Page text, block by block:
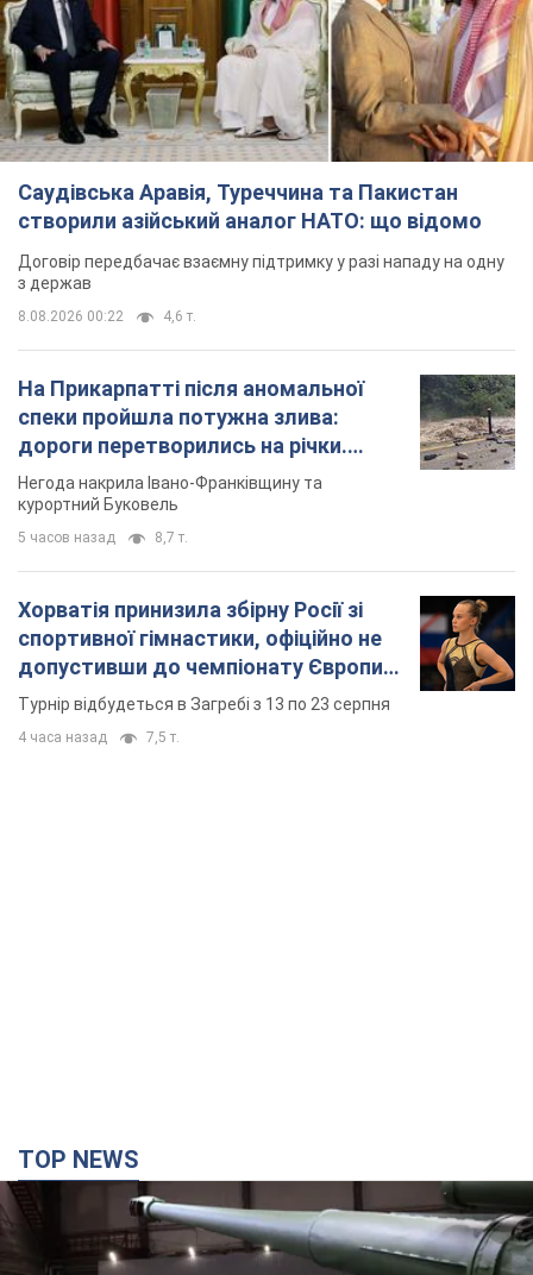
Саудівська Аравія, Туреччина та Пакистан
створили азійський аналог НАТО: що відомо
Договір передбачає взаємну підтримку у разі нападу на одну
з держав
8.08.2026 00:22 4,6 т.
На Прикарпатті після аномальної
спеки пройшла потужна злива:
дороги перетворились на річки.
Відео
Негода накрила Івано-Франківщину та
курортний Буковель
5 часов назад 8,7 т.
Хорватія принизила збірну Росії зі
спортивної гімнастики, офіційно не
допустивши до чемпіонату Європи
основних спортсменів
Турнір відбудеться в Загребі з 13 по 23 серпня
4 часа назад 7,5 т.
TOP NEWS